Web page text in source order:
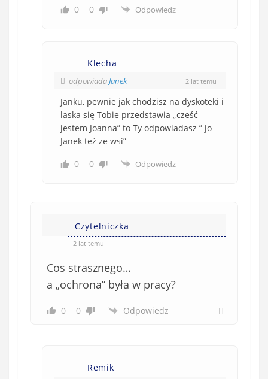
0
0 Odpowiedz
Klecha
odpowiadaJanek 2 lat temu
Janku, pewnie jak chodzisz na dyskoteki i
laska się Tobie przedstawia „cześć
jestem Joanna” to Ty odpowiadasz ” jo
Janek też ze wsi”
0
0 Odpowiedz
Czytelniczka
2 lat temu
Cos strasznego…
a „ochrona” była w pracy?
0 0 Odpowiedz
Remik